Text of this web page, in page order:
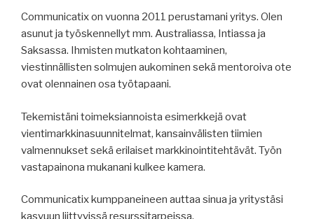
Communicatix on vuonna 2011 perustamani yritys. Olen
asunut ja työskennellyt mm. Australiassa, Intiassa ja
Saksassa. Ihmisten mutkaton kohtaaminen,
viestinnällisten solmujen aukominen sekä mentoroiva ote
ovat olennainen osa työtapaani.
Tekemistäni toimeksiannoista esimerkkejä ovat
vientimarkkinasuunnitelmat, kansainvälisten tiimien
valmennukset sekä erilaiset markkinointitehtävät. Työn
vastapainona mukanani kulkee kamera.
Communicatix kumppaneineen auttaa sinua ja yritystäsi